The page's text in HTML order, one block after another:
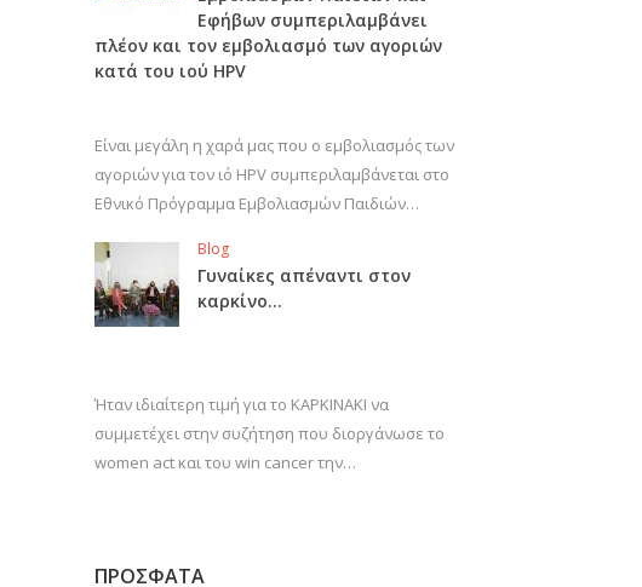
Εφήβων συμπεριλαμβάνει
πλέον και τον εμβολιασμό των αγοριών
κατά του ιού HPV
Είναι μεγάλη η χαρά μας που ο εμβολιασμός των
αγοριών για τον ιό HPV συμπεριλαμβάνεται στο
Εθνικό Πρόγραμμα Εμβολιασμών Παιδιών…
Blog
Γυναίκες απέναντι στον
καρκίνο…
Ήταν ιδιαίτερη τιμή για το ΚΑΡΚΙΝΑΚΙ να
συμμετέχει στην συζήτηση που διοργάνωσε το
women act και του win cancer την…
ΠΡΟΣΦΑΤΑ